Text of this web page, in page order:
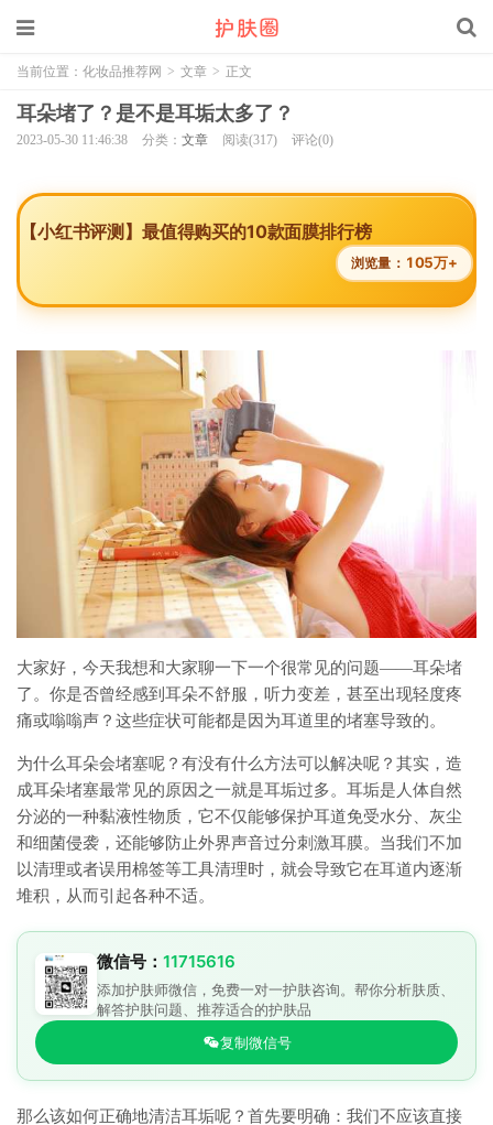
当前位置： 化妆品推荐网 > 文章 > 正文
耳朵堵了？是不是耳垢太多了？
2023-05-30 11:46:38 分类： 文章 阅读(317) 评论(0)
【小红书评测】最值得购买的10款面膜排行榜
浏览量： 105万+
大家好，今天我想和大家聊一下一个很常见的问题——耳朵堵
了。你是否曾经感到耳朵不舒服，听力变差，甚至出现轻度疼
痛或嗡嗡声？这些症状可能都是因为耳道里的堵塞导致的。
为什么耳朵会堵塞呢？有没有什么方法可以解决呢？其实，造
成耳朵堵塞最常见的原因之一就是耳垢过多。耳垢是人体自然
分泌的一种黏液性物质，它不仅能够保护耳道免受水分、灰尘
和细菌侵袭，还能够防止外界声音过分刺激耳膜。当我们不加
以清理或者误用棉签等工具清理时，就会导致它在耳道内逐渐
堆积，从而引起各种不适。
微信号： 11715616
添加护肤师微信，免费一对一护肤咨询。帮你分析肤质、
解答护肤问题、推荐适合的护肤品
复制微信号
那么该如何正确地清洁耳垢呢？首先要明确：我们不应该直接